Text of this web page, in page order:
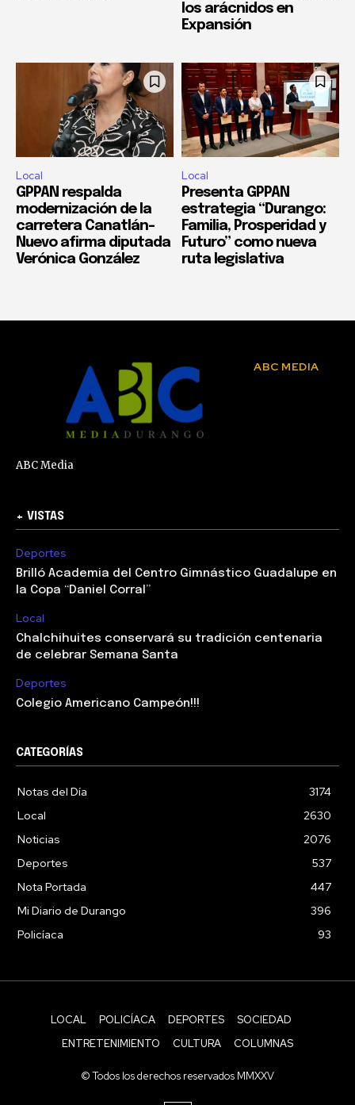
los arácnidos en
Expansión
Local
GPPAN respalda
modernización de la
carretera Canatlán–
Nuevo afirma diputada
Verónica González
Local
Presenta GPPAN
estrategia “Durango:
Familia, Prosperidad y
Futuro” como nueva
ruta legislativa
ABC MEDIA
ABC Media
+ VISTAS
Deportes
Brilló Academia del Centro Gimnástico Guadalupe en
la Copa “Daniel Corral”
Local
Chalchihuites conservará su tradición centenaria
de celebrar Semana Santa
Deportes
Colegio Americano Campeón!!!
CATEGORÍAS
Notas del Día
3174
Local
2630
Noticias
2076
Deportes
537
Nota Portada
447
Mi Diario de Durango
396
Policíaca
93
LOCAL POLICÍACA DEPORTES
SOCIEDAD
ENTRETENIMIENTO
CULTURA COLUMNAS
© Todos los derechos reservados MMXXV